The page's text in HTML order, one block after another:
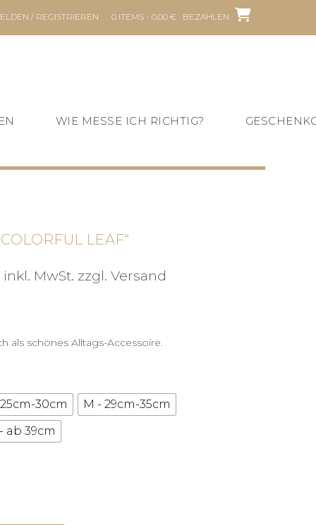
/ REGISTRIEREN 0 ITEMS - 0,00 € BEZAHLEN
WIE MESSE ICH RICHTIG?
LEAF“
€
inkl. MwSt. zzgl. Versand
als schönes Alltags-Accessoire.
25cm-30cm
M - 29cm-35cm
ab 39cm